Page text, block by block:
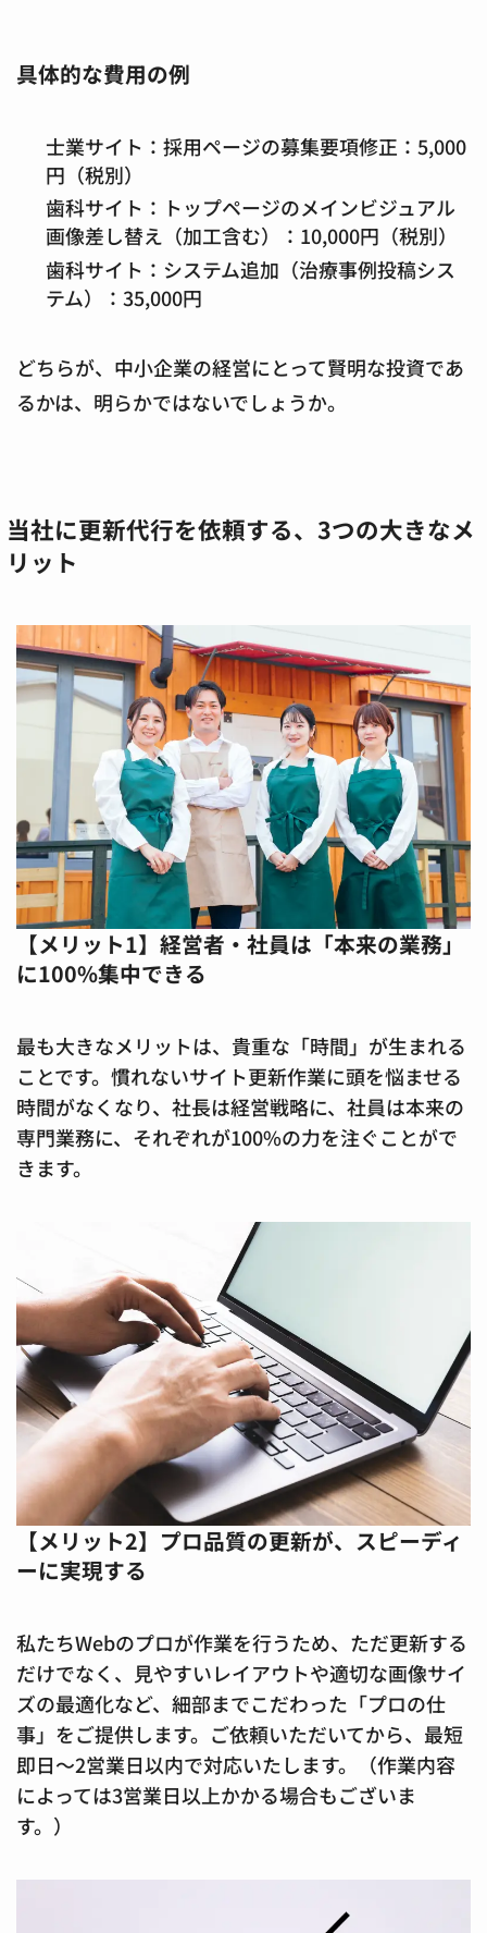
具体的な費用の例
士業サイト：採用ページの募集要項修正：5,000
円（税別）
歯科サイト：トップページのメインビジュアル
画像差し替え（加工含む）：10,000円（税別）
歯科サイト：システム追加（治療事例投稿シス
テム）：35,000円
どちらが、中小企業の経営にとって賢明な投資であ
るかは、明らかではないでしょうか。
当社に更新代行を依頼する、3つの大きなメ
リット
【メリット1】経営者・社員は「本来の業務」
に100%集中できる
最も大きなメリットは、貴重な「時間」が生まれる
ことです。慣れないサイト更新作業に頭を悩ませる
時間がなくなり、社長は経営戦略に、社員は本来の
専門業務に、それぞれが100%の力を注ぐことがで
きます。
【メリット2】プロ品質の更新が、スピーディ
ーに実現する
私たちWebのプロが作業を行うため、ただ更新する
だけでなく、見やすいレイアウトや適切な画像サイ
ズの最適化など、細部までこだわった「プロの仕
事」をご提供します。ご依頼いただいてから、最短
即日～2営業日以内で対応いたします。（作業内容
によっては3営業日以上かかる場合もございま
す。）